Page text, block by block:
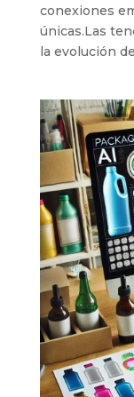
conexiones
únicas.Las
la evolución